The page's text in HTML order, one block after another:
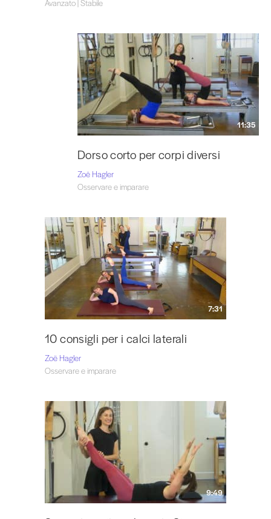
Avanzato | Stabile
11:35
Dorso corto per corpi diversi
Zoë Hagler
Osservare e imparare
7:31
10 consigli per i calci laterali
Zoë Hagler
Osservare e imparare
9:49